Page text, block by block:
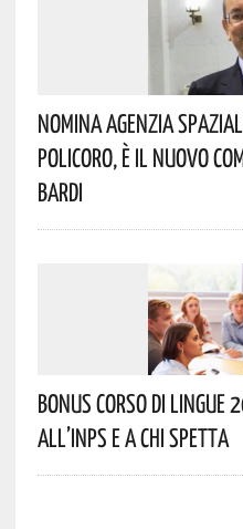
Nomina Agenzia
Policoro, È Il Nuovo
Bardi
Bonus Corso Di Lingue
All’INPS E A Chi Spetta